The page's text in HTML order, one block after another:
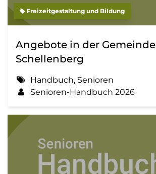
Freizeitgestaltung und Bildung
Angebote in der Gemeinde
Schellenberg
Handbuch, Senioren
Senioren-Handbuch 2026